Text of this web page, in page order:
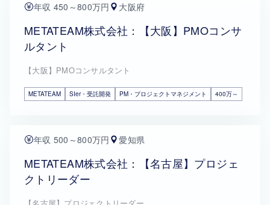
年収 450～800万円 大阪府
METATEAM株式会社：【大阪】PMOコンサ
ルタント
【大阪】PMOコンサルタント
METATEAM SIer・受託開発 PM・プロジェクトマネジメント 400万～
年収 500～800万円 愛知県
METATEAM株式会社：【名古屋】プロジェ
クトリーダー